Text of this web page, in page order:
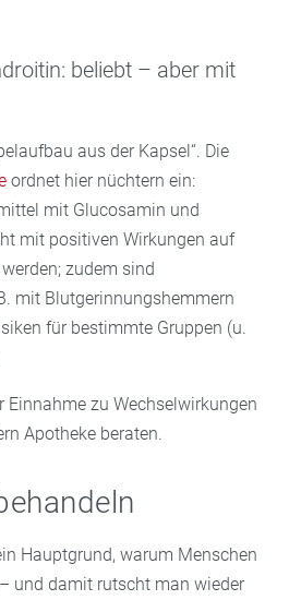
beliebt – aber mit
aus der Kapsel“. Die
ordnet hier nüchtern ein:
mit Glucosamin und
mit positiven Wirkungen auf
zudem sind
mit Blutgerinnungshemmern
für bestimmte Gruppen (u.
Einnahme zu Wechselwirkungen
Apotheke beraten.
Hauptgrund, warum Menschen
und damit rutscht man wieder